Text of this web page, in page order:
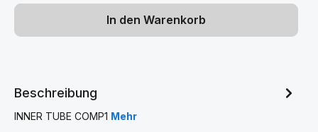
In den Warenkorb
Beschreibung
INNER TUBE COMP1 Mehr